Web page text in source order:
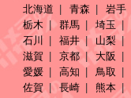
北海道
青森 岩手
栃木
群馬 埼玉
石川
福井 山梨
滋賀
京都 大阪
愛媛
高知 鳥取
佐賀
長崎 熊本